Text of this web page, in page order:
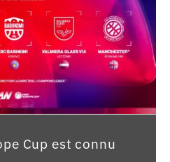
Cup est connu